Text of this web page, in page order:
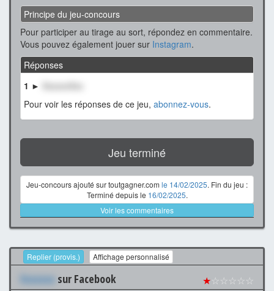
Principe du jeu-concours
Pour participer au tirage au sort, répondez en commentaire.
Vous pouvez également jouer sur Instagram.
Réponses
1 ►
XxxxxxXxx
Pour voir les réponses de ce jeu, abonnez-vous.
Jeu terminé
Jeu-concours ajouté sur toutgagner.com le 14/02/2025. Fin du jeu :
Terminé depuis le 16/02/2025.
Voir les commentaires
Replier (provis.) Affichage personnalisé
Xxxxxxx sur Facebook ★☆☆☆☆☆